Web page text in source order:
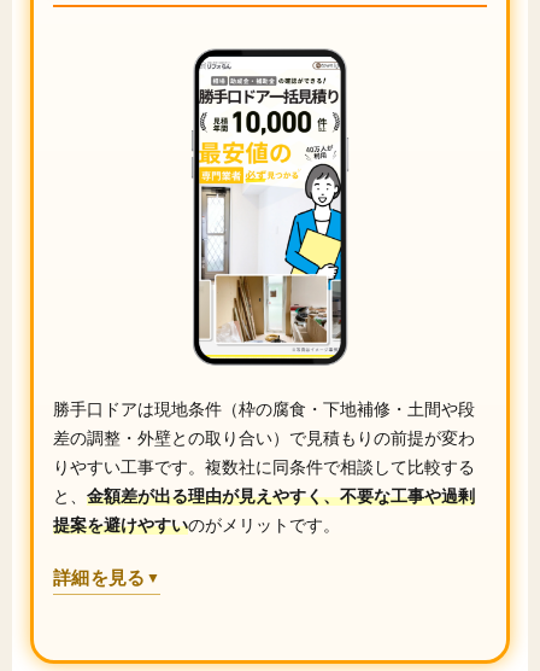
勝手口ドアは現地条件（枠の腐食・下地補修・土間や段
差の調整・外壁との取り合い）で見積もりの前提が変わ
りやすい工事です。複数社に同条件で相談して比較する
と、 金額差が出る理由が見えやすく、不要な工事や過剰
提案を避けやすいのがメリットです。
詳細を見る ▼